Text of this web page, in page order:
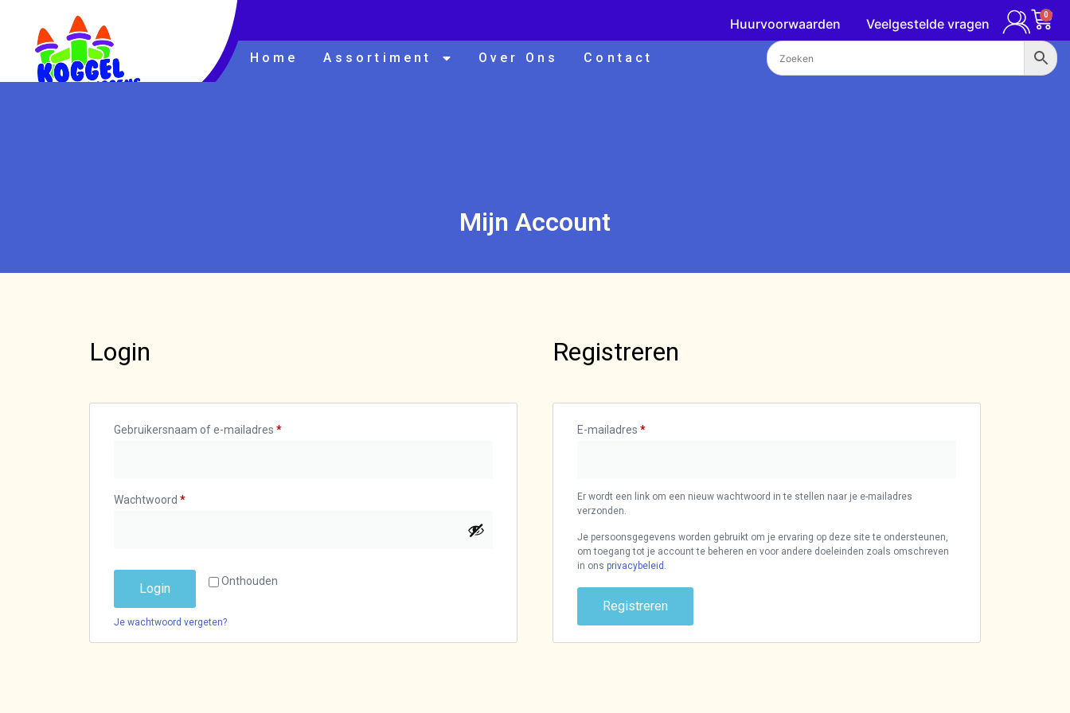
Huurvoorwaarden Veelgestelde vragen
0
Home Assortiment Over Ons Contact
Mijn Account
Login
Gebruikersnaam of e-mailadres *
Wachtwoord *
Onthouden
Login
Je wachtwoord vergeten?
Registreren
E-mailadres*
Er wordt een link om een nieuw wachtwoord in te stellen naar je e-mailadres
verzonden.
Je persoonsgegevens worden gebruikt om je ervaring op deze site te ondersteunen,
om toegang tot je account te beheren en voor andere doeleinden zoals omschreven
in ons privacybeleid .
Registreren